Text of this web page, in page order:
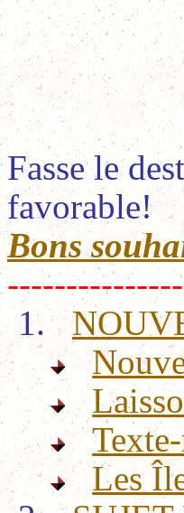
Fasse le
favorable!
Bons
1.
Les